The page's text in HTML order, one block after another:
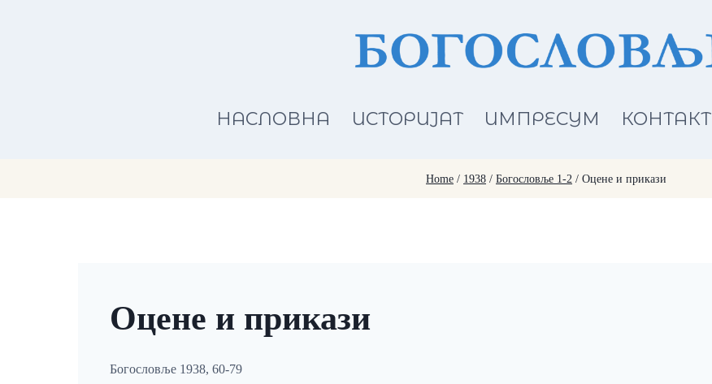
НАСЛОВНА ИСТОРИЈАТ ИМПРЕСУМ КОНТАКТ
Home / 1938 / Богословље 1-2 / Оцене и прикази
Оцене и прикази
Богословље 1938, 60-79